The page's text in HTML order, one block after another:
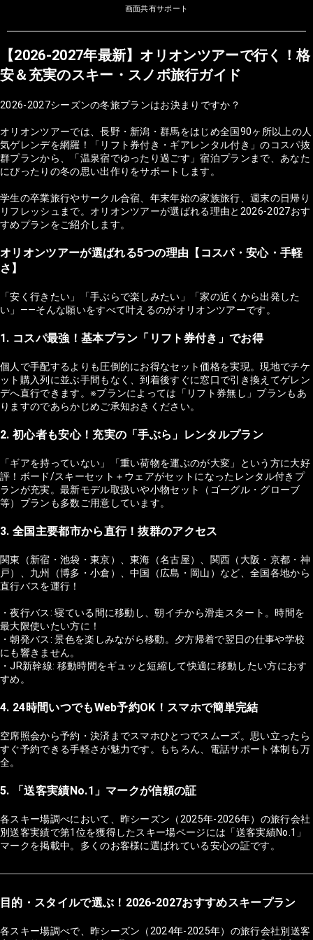
画面共有サポート
【2026-2027年最新】オリオンツアーで行く！格
安＆充実のスキー・スノボ旅行ガイド
2026-2027シーズンの冬旅プランはお決まりですか？
オリオンツアーでは、長野・新潟・群馬をはじめ全国90ヶ所以上の人
気ゲレンデを網羅！「リフト券付き・ギアレンタル付き」のコスパ抜
群プランから、「温泉宿でゆったり過ごす」宿泊プランまで、あなた
にぴったりの冬の思い出作りをサポートします。
学生の卒業旅行やサークル合宿、年末年始の家族旅行、週末の日帰り
リフレッシュまで。オリオンツアーが選ばれる理由と2026-2027おす
すめプランをご紹介します。
オリオンツアーが選ばれる5つの理由【コスパ・安心・手軽
さ】
「安く行きたい」「手ぶらで楽しみたい」「家の近くから出発した
い」——そんな願いをすべて叶えるのがオリオンツアーです。
1. コスパ最強！基本プラン「リフト券付き」でお得
個人で手配するよりも圧倒的にお得なセット価格を実現。現地でチケ
ット購入列に並ぶ手間もなく、到着後すぐに窓口で引き換えてゲレン
デへ直行できます。※プランによっては「リフト券無し」プランもあ
りますのであらかじめご承知おきください。
2. 初心者も安心！充実の「手ぶら」レンタルプラン
「ギアを持っていない」「重い荷物を運ぶのが大変」という方に大好
評！ボード/スキーセット＋ウェアがセットになったレンタル付きプ
ランが充実。最新モデル取扱いや小物セット（ゴーグル・グローブ
等）プランも多数ご用意しています。
3. 全国主要都市から直行！抜群のアクセス
関東（新宿・池袋・東京）、東海（名古屋）、関西（大阪・京都・神
戸）、九州（博多・小倉）、中国（広島・岡山）など、全国各地から
直行バスを運行！
・夜行バス: 寝ている間に移動し、朝イチから滑走スタート。時間を
最大限使いたい方に！
・朝発バス: 景色を楽しみながら移動。夕方帰着で翌日の仕事や学校
にも響きません。
・JR新幹線: 移動時間をギュッと短縮して快適に移動したい方におす
すめ。
4. 24時間いつでもWeb予約OK！スマホで簡単完結
空席照会から予約・決済までスマホひとつでスムーズ。思い立ったら
すぐ予約できる手軽さが魅力です。もちろん、電話サポート体制も万
全。
5. 「送客実績No.1」マークが信頼の証
各スキー場調べにおいて、昨シーズン（2025年-2026年）の旅行会社
別送客実績で第1位を獲得したスキー場ページには「送客実績No.1」
マークを掲載中。多くのお客様に選ばれている安心の証です。
目的・スタイルで選ぶ！2026-2027おすすめスキープラン
各スキー場調べで、昨シーズン（2024年-2025年）の旅行会社別送客